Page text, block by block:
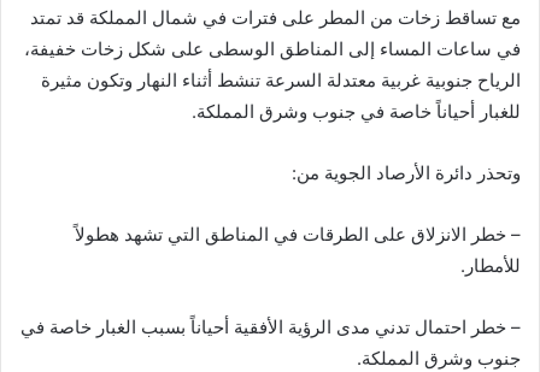
مع تساقط زخات من المطر على فترات في شمال المملكة قد تمتد
في ساعات المساء إلى المناطق الوسطى على شكل زخات خفيفة،
الرياح جنوبية غربية معتدلة السرعة تنشط أثناء النهار وتكون مثيرة
للغبار أحياناً خاصة في جنوب وشرق المملكة.
وتحذر دائرة الأرصاد الجوية من:
– خطر الانزلاق على الطرقات في المناطق التي تشهد هطولاً
للأمطار.
– خطر احتمال تدني مدى الرؤية الأفقية أحياناً بسبب الغبار خاصة في
جنوب وشرق المملكة.